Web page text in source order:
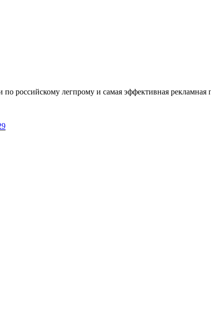
легпрому и самая эффективная рекламная